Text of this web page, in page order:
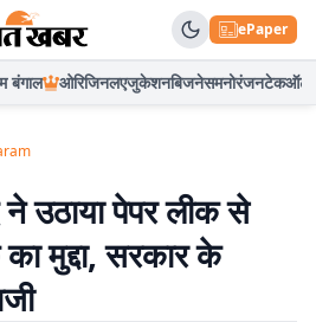
ePaper
बंगाल ओरिजिनलएजुकेशनबिजनेसमनोरंजनटेकऑटो
ने उठाया पेपर लीक से
मुद्दा, सरकार के